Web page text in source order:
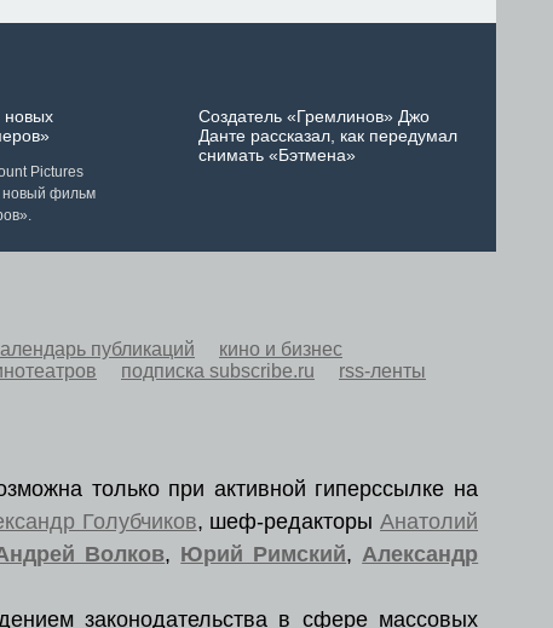
Pictures
новый фильм
Создатель «Гремлинов» Джо
Данте рассказал, как передумал
снимать «Бэтмена»
публикаций
кино и бизнес
подписка subscribe.ru
rss-ленты
только при активной гиперссылке на
Голубчиков, шеф-редакторыАнатолий
Волков, Юрий Римский,Александр
законодательства в сфере массовых